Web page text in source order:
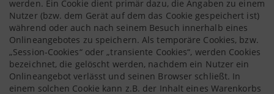
werden. Ein Cookie dient primär dazu, die Angaben zu einem
Nutzer (bzw. dem Gerät auf dem das Cookie gespeichert ist)
während oder auch nach seinem Besuch innerhalb eines
Onlineangebotes zu speichern. Als temporäre Cookies, bzw.
„Session-Cookies“ oder „transiente Cookies“, werden Cookies
bezeichnet, die gelöscht werden, nachdem ein Nutzer ein
Onlineangebot verlässt und seinen Browser schließt. In
einem solchen Cookie kann z.B. der Inhalt eines Warenkorbs